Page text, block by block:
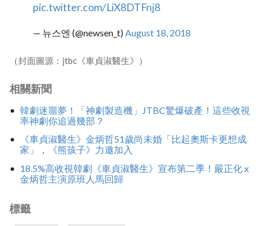
pic.twitter.com/LiX8DTFnj8
— 뉴스엔 (@newsen_t)August 18, 2018
（封面圖源：jtbc《車貞淑醫生》）
相關新聞
韓劇迷噩夢！「神劇製造機」JTBC驚爆破產！這些收視
率神劇你追過幾部？
《車貞淑醫生》金炳哲51歲尚未婚「比起奧斯卡更想成
家」，《熊孩子》力邀加入
18.5%高收視韓劇《車貞淑醫生》宣布第二季！嚴正化 x
金炳哲主演原班人馬回歸
標籤